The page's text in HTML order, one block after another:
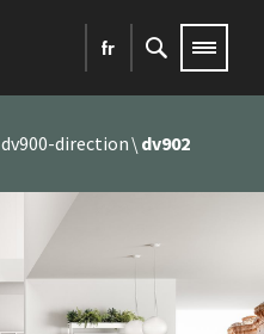
fr
dv900-direction dv902